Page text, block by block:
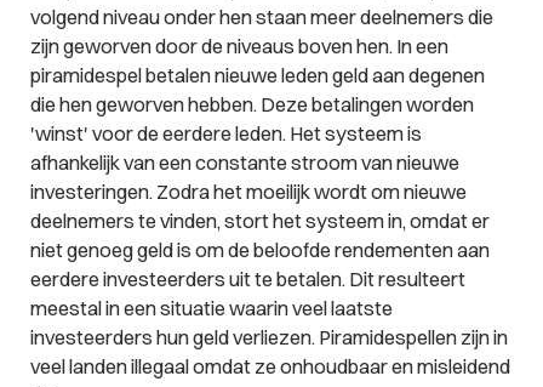
volgend niveau onder hen staan meer deelnemers die
zijn geworven door de niveaus boven hen. In een
piramidespel betalen nieuwe leden geld aan degenen
die hen geworven hebben. Deze betalingen worden
'winst' voor de eerdere leden. Het systeem is
afhankelijk van een constante stroom van nieuwe
investeringen. Zodra het moeilijk wordt om nieuwe
deelnemers te vinden, stort het systeem in, omdat er
niet genoeg geld is om de beloofde rendementen aan
eerdere investeerders uit te betalen. Dit resulteert
meestal in een situatie waarin veel laatste
investeerders hun geld verliezen. Piramidespellen zijn in
veel landen illegaal omdat ze onhoudbaar en misleidend